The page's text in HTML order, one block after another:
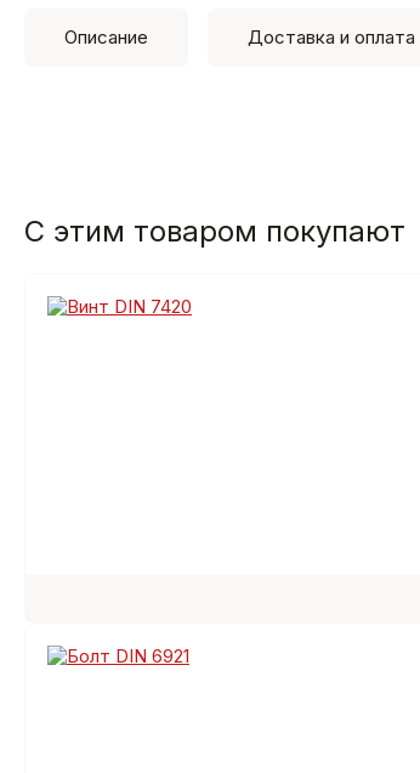
Описание Доставка и оплата
С этим товаром покупают